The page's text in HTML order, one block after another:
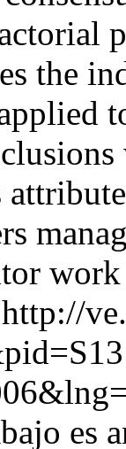
the
http://
es